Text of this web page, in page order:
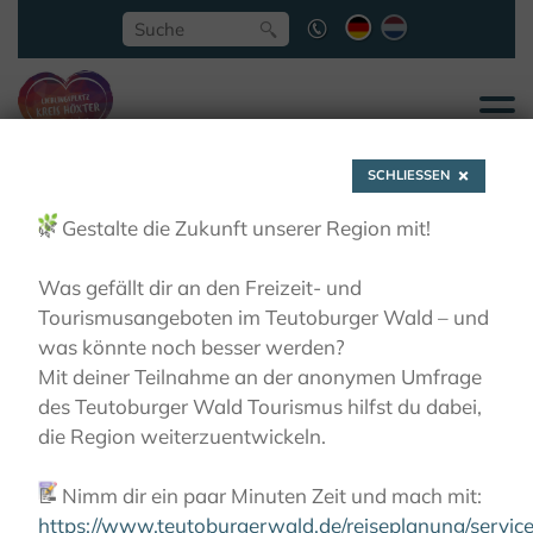
Klöster
SCHLIESSEN
🌿 Gestalte die Zukunft unserer Region mit!
Was gefällt dir an den Freizeit- und
Tourismusangeboten im Teutoburger Wald – und
was könnte noch besser werden?
Mit deiner Teilnahme an der anonymen Umfrage
des Teutoburger Wald Tourismus hilfst du dabei,
die Region weiterzuentwickeln.
📝 Nimm dir ein paar Minuten Zeit und mach mit:
https://www.teutoburgerwald.de/reiseplanung/